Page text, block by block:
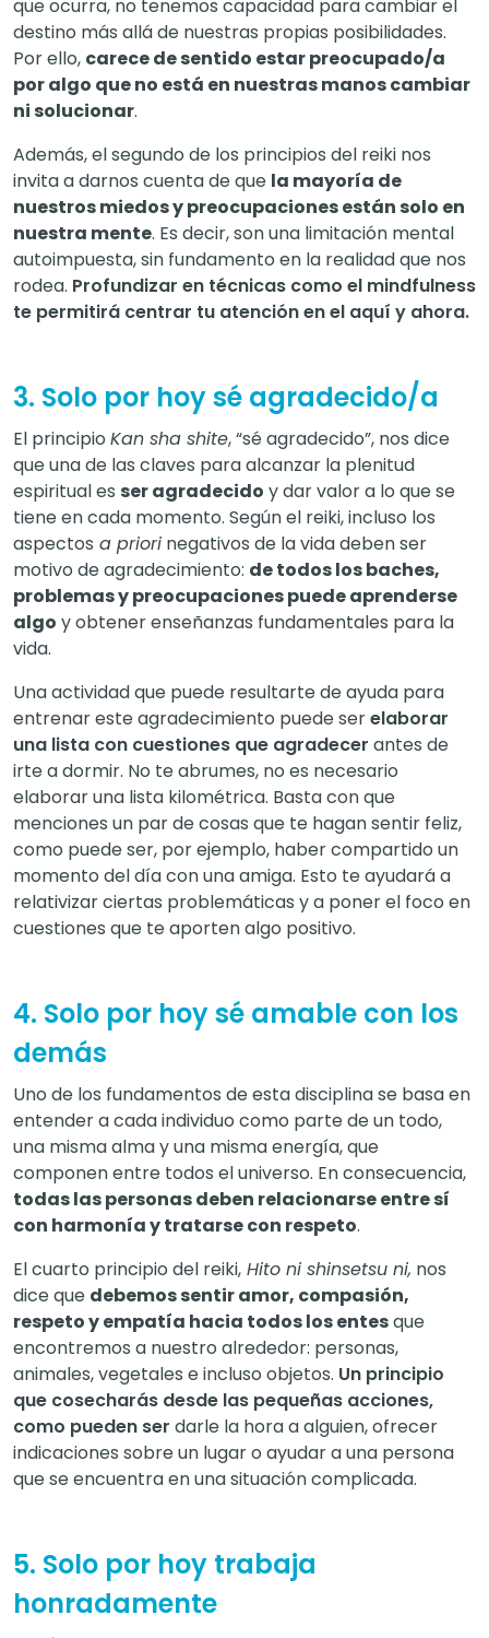
que ocurra, no tenemos capacidad para cambiar el
destino más allá de nuestras propias posibilidades.
Por ello, carece de sentido estar preocupado/a
por algo que no está en nuestras manos cambiar
ni solucionar.
Además, el segundo de los principios del reiki nos
invita a darnos cuenta de que la mayoría de
nuestros miedos y preocupaciones están solo en
nuestra mente. Es decir, son una limitación mental
autoimpuesta, sin fundamento en la realidad que nos
rodea. Profundizar en técnicas como el mindfulness
te permitirá centrar tu atención en el aquí y ahora.
3. Solo por hoy sé agradecido/a
El principio Kan sha shite, “sé agradecido”, nos dice
que una de las claves para alcanzar la plenitud
espiritual es ser agradecido y dar valor a lo que se
tiene en cada momento. Según el reiki, incluso los
aspectos a priori negativos de la vida deben ser
motivo de agradecimiento: de todos los baches,
problemas y preocupaciones puede aprenderse
algo y obtener enseñanzas fundamentales para la
vida.
Una actividad que puede resultarte de ayuda para
entrenar este agradecimiento puede serelaborar
una lista con cuestiones que agradecer antes de
irte a dormir. No te abrumes, no es necesario
elaborar una lista kilométrica. Basta con que
menciones un par de cosas que te hagan sentir feliz,
como puede ser, por ejemplo, haber compartido un
momento del día con una amiga. Esto te ayudará a
relativizar ciertas problemáticas y a poner el foco en
cuestiones que te aporten algo positivo.
4. Solo por hoy sé amable con los
demás
Uno de los fundamentos de esta disciplina se basa en
entender a cada individuo como parte de un todo,
una misma alma y una misma energía, que
componen entre todos el universo. En consecuencia,
todas las personas deben relacionarse entre sí
con harmonía y tratarse con respeto.
El cuarto principio del reiki, Hito ni shinsetsu ni, nos
dice que debemos sentir amor, compasión,
respeto y empatía hacia todos los entesque
encontremos a nuestro alrededor: personas,
animales, vegetales e incluso objetos. Un principio
que cosecharás desde las pequeñas acciones,
como pueden ser darle la hora a alguien, ofrecer
indicaciones sobre un lugar o ayudar a una persona
que se encuentra en una situación complicada.
5. Solo por hoy trabaja
honradamente